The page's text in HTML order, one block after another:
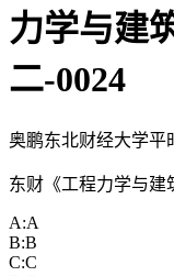
力学与建
二-0024
奥鹏东北财经大学平
东财《工程力学与建
A:A
B:B
C:C